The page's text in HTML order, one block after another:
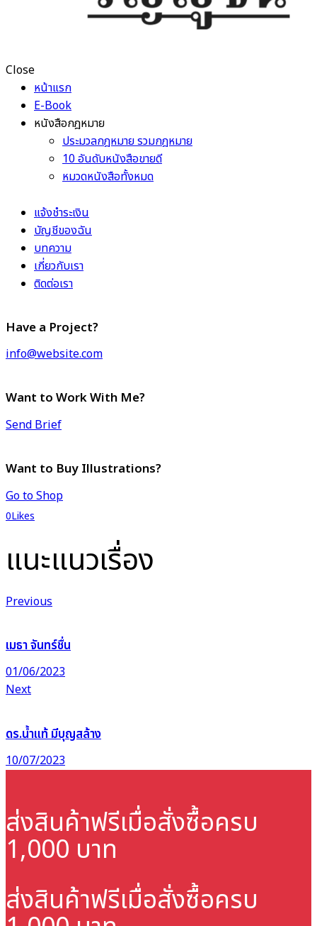
Close
หน้าแรก
E-Book
หนังสือกฎหมาย
ประมวลกฎหมาย รวมกฎหมาย
10 อันดับหนังสือขายดี
หมวดหนังสือทั้งหมด
แจ้งชำระเงิน
บัญชีของฉัน
บทความ
เกี่ยวกับเรา
ติดต่อเรา
Have a Project?
info@website.com
Want to Work With Me?
Send Brief
Want to Buy Illustrations?
Go to Shop
0Likes
แนะแนวเรื่อง
Previous
เมธา จันทร์ชื่น
01/06/2023
Next
ดร.น้ำแท้ มีบุญสล้าง
10/07/2023
ส่งสินค้าฟรีเมื่อสั่งซื้อครบ
1,000 บาท
ส่งสินค้าฟรีเมื่อสั่งซื้อครบ